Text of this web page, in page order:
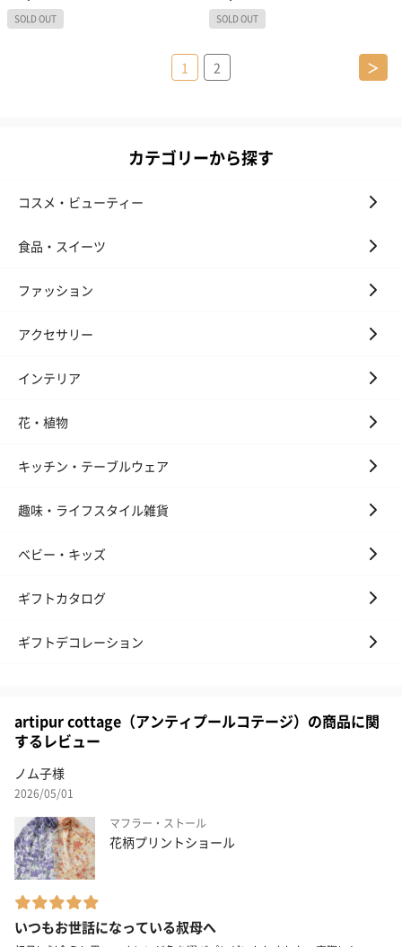
1 2 ＞
カテゴリーから探す
コスメ・ビューティー
食品・スイーツ
ファッション
アクセサリー
インテリア
花・植物
キッチン・テーブルウェア
趣味・ライフスタイル雑貨
ベビー・キッズ
ギフトカタログ
ギフトデコレーション
artipur cottage（アンティプールコテージ）の商品に関
するレビュー
ノム子様
2026/05/01
マフラー・ストール
花柄プリントショール
いつもお世話になっている叔母へ